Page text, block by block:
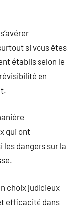
si vous êtes
établis selon le
en
qui ont
les dangers sur la
choix judicieux
efficacité dans